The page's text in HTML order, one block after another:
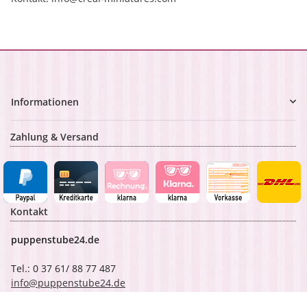
Informationen
Zahlung & Versand
Kontakt
puppenstube24.de
Tel.: 0 37 61/ 88 77 487
info@puppenstube24.de